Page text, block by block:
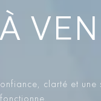
clarté et une
fonctionne.